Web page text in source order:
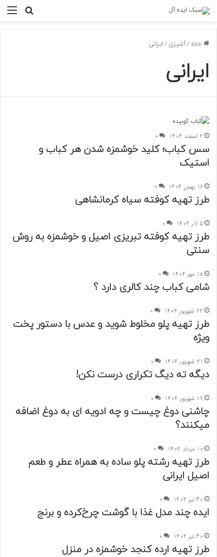
خانه/آشپزی/ایرانی
ایرانی
2 اسفند 1404 0
سس کباب؛ کلید خوشمزه شدن هر کباب و
استیک
16 بهمن 1404 0
طرز تهیه کوفته سیاه کرمانشاهی
5 آذر 1404 0
طرز تهیه کوفته تبریزی اصیل و خوشمزه به روش
سنتی
18 مهر 1404 0
شامی کباب چند کالری دارد ؟
22 شهریور 1404 0
طرز تهیه پلو مخلوط شوید و عدس با دستور پخت
ویژه
21 شهریور 1404 0
دیگه ته دیگ تکراری درست نکن!
19 شهریور 1404 0
چاشنی دوغ چیست و چه ادویه ای به دوغ اضافه
میکنند؟
10 مرداد 1404 0
طرز تهیه رشته پلو ساده به همراه عطر و طعم
اصیل ایرانی
30 تیر 1404 0
ایده چند مدل غذا با گوشت چرخ‌کرده و برنج
30 تیر 1404 0
طرز تهیه ارده کنجد خوشمزه در منزل